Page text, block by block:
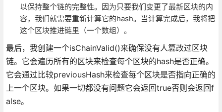
以保持整个链的完整性。因为只要我们变更了最新区块的内
容，我们就需要重新计算它的hash。当计算完成后，我将把
这个区块推进链里（一个数组）。
最后，我创建一个isChainValid()来确保没有人篡改过区块
链。它会遍历所有的区块来检查每个区块的hash是否正确。
它会通过比较previousHash来检查每个区块是否指向正确的
上一个区块。如果一切都没有问题它会返回true否则会返回f
alse。